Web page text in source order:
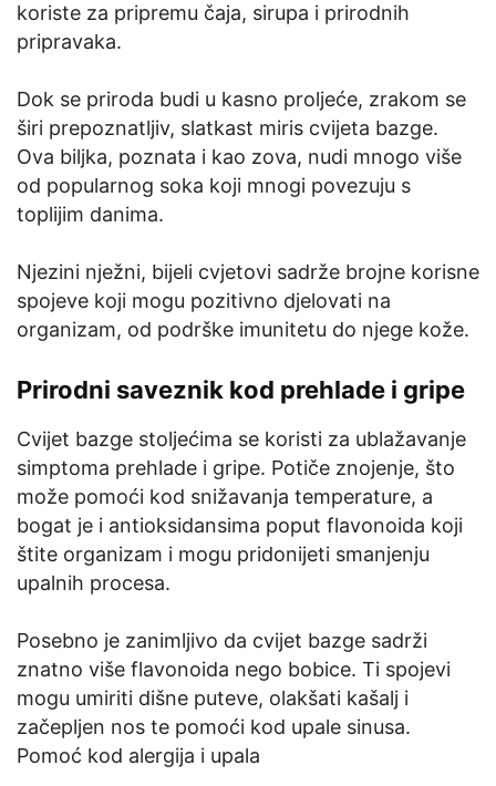
koriste za pripremu čaja, sirupa i prirodnih
pripravaka.
Dok se priroda budi u kasno proljeće, zrakom se
širi prepoznatljiv, slatkast miris cvijeta bazge.
Ova biljka, poznata i kao zova, nudi mnogo više
od popularnog soka koji mnogi povezuju s
toplijim danima.
Njezini nježni, bijeli cvjetovi sadrže brojne korisne
spojeve koji mogu pozitivno djelovati na
organizam, od podrške imunitetu do njege kože.
Prirodni saveznik kod prehlade i gripe
Cvijet bazge stoljećima se koristi za ublažavanje
simptoma prehlade i gripe. Potiče znojenje, što
može pomoći kod snižavanja temperature, a
bogat je i antioksidansima poput flavonoida koji
štite organizam i mogu pridonijeti smanjenju
upalnih procesa.
Posebno je zanimljivo da cvijet bazge sadrži
znatno više flavonoida nego bobice. Ti spojevi
mogu umiriti dišne puteve, olakšati kašalj i
začepljen nos te pomoći kod upale sinusa.
Pomoć kod alergija i upala